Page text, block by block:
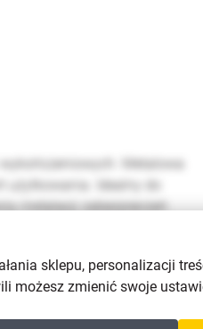
Metalowa
Idealny do
instalacji zabezpieczeń
sklepu, personalizacji
zmienić swoje